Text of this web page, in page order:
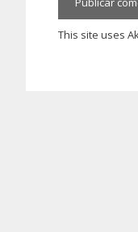
This site uses